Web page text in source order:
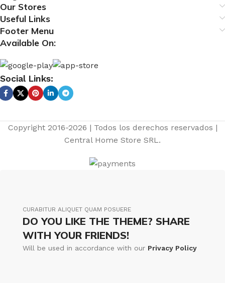
Our Stores
Useful Links
Footer Menu
Available On:
Social Links:
Copyright 2016-2026 | Todos los derechos reservados |
Central Home Store SRL.
CURABITUR ALIQUET QUAM POSUERE
DO YOU LIKE THE THEME? SHARE
WITH YOUR FRIENDS!
Will be used in accordance with our Privacy Policy